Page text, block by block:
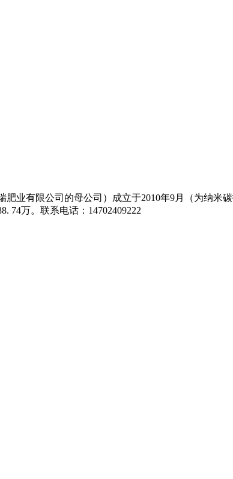
业有限公司的母公司）成立于2010年9月（为纳
74万。联系电话：14702409222